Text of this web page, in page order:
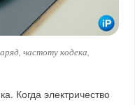
частоту кодека,
Когда электричество